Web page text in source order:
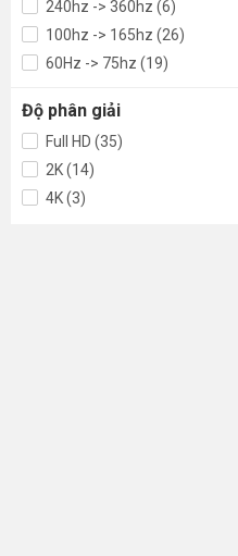
240hz -> 360hz (6)
100hz -> 165hz (26)
60Hz -> 75hz (19)
Độ phân giải
Full HD (35)
2K (14)
4K (3)